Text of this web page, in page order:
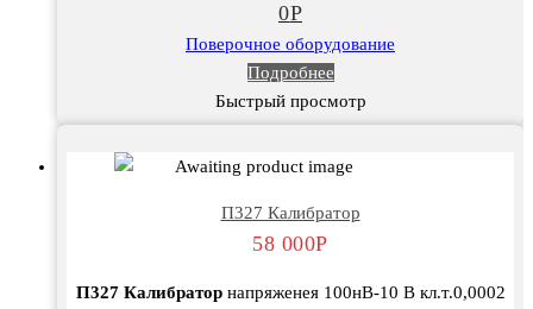
0Р
Поверочное оборудование
Подробнее
Быстрый просмотр
П327 Калибратор
58 000Р
П327 Калибраторнапряженея 100нВ-10 В кл.т.0,0002